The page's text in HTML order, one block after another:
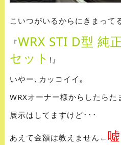
こいつがいるからにきまって
『WRX STI D型 純
セット !』
いやー､カッコイイ｡
WRXオーナー様からしたらた
展示はしてますけど･･･
あえて金額は教えません← 嘘